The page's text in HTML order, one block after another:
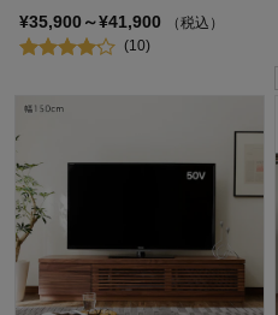
¥35,900～¥41,900
（税込）
(10)